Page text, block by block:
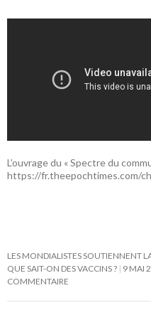
L’ouvrage du « Spectre du
https://fr.theepochtimes.com/
LES MONDIALISTES SOUTIENNENT
QUE SAIT-ON DES VACCINS ? 9 MAI
COMMENTAIRE